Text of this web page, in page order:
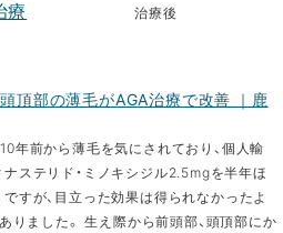
治療後
頭頂部の薄毛がAGA治療で改善 ｜鹿
年前から薄毛を気にされており、個人輸
ステリド・ミノキシジル2.5mgを半年ほ
すが、目立った効果は得られなかったよ
りました。 生え際から前頭部、頭頂部にか